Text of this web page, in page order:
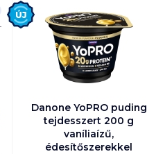
Danone YoPRO puding
tejdesszert 200 g
vaníliaízű,
édesítőszerekkel
Új